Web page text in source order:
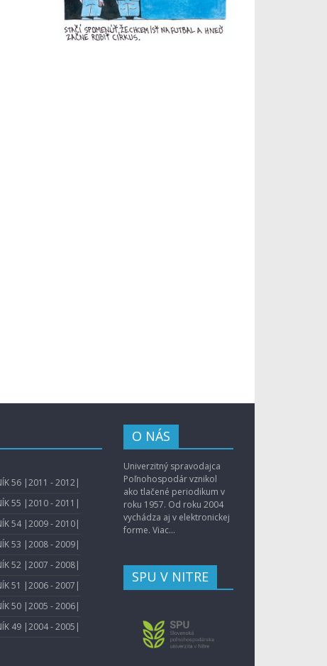
56 |2011 - 2012|
55 |2010 - 2011|
54 |2009 - 2010|
53 |2008 - 2009|
52 |2007 - 2008|
51 |2006 - 2007|
50 |2005 - 2006|
49 |2004 - 2005|
O NÁS
Univerzitný spravodajca
Poľnohospodár vznikol
ako tlačené periodikum v
roku 1957. Od roku 2004
vychádza aj v elektronickej
forme. Viac...
SPU V NITRE